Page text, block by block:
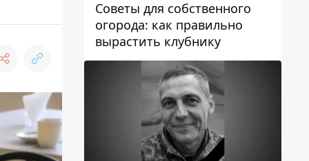
Советы для собственного
огорода: как правильно
вырастить клубнику